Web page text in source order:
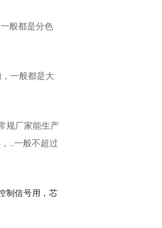
般都是分色
一般都是大
规厂家能生产
..一般不超过
制信号用，芯